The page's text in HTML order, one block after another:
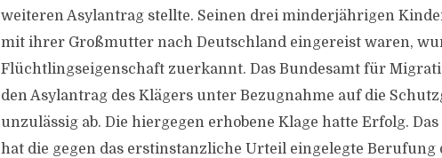
weiteren Asylantrag stellte. Seinen drei minderjährigen
mit ihrer Großmutter nach Deutschland eingereist waren,
Flüchtlingseigenschaft zuerkannt. Das Bundesamt für
den Asylantrag des Klägers unter Bezugnahme auf die
unzulässig ab. Die hiergegen erhobene Klage hatte Erfolg.
hat die gegen das erstinstanzliche Urteil eingelegte Berufung